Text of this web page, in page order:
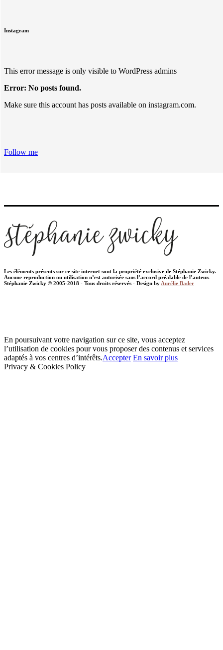
Instagram
This error message is only visible to WordPress admins
Error: No posts found.
Make sure this account has posts available on instagram.com.
Follow me
Les éléments présents sur ce site internet sont la propriété exclusive de Stéphanie Zwicky.
Aucune reproduction ou utilisation n’est autorisée sans l’accord préalable de l’auteur.
Stéphanie Zwicky © 2005-2018 - Tous droits réservés - Design byAurélie Bader
En poursuivant votre navigation sur ce site, vous acceptez
l’utilisation de cookies pour vous proposer des contenus et services
adaptés à vos centres d’intérêts.Accepter En savoir plus
Privacy & Cookies Policy